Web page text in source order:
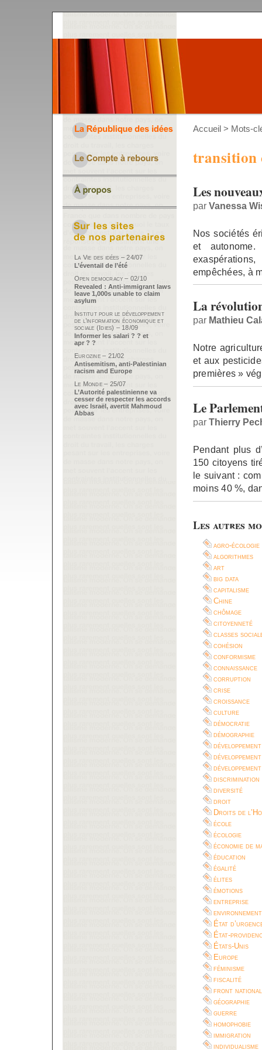
Accueil > Mots-
transition
Les
par Vanessa
Nos sociétés
et
empêchées, à
La
par Mathieu
Notre
et aux
premières »
Le
par Thierry
Pendant plus
150 citoyens
le suivant :
moins 40 %,
Les autres
agro-écologie
algorithmes
art
big data
capitalisme
Chine
chômage
citoyenneté
classes
cohésion
conformisme
connaissance
corruption
crise
croissance
culture
démocratie
démographie
développement
discrimination
diversité
droit
Droits de
école
écologie
économie de
éducation
égalité
élites
émotions
entreprise
environnement
État
État-
États-Unis
Europe
féminisme
fiscalité
front national
géographie
guerre
homophobie
immigration
individualisme
La Vie des idées – 24/07
L’éventail de l’été
Open democracy – 02/10
Revealed : Anti-immigrant laws
leave 1,000s unable to claim
asylum
Institut pour le développement
de l’information économique et
sociale (Idies) – 18/09
Informer les salari ? ? et
apr ? ?
Eurozine – 21/02
Antisemitism, anti-Palestinian
racism and Europe
Le Monde – 25/07
L’Autorité palestinienne va
cesser de respecter les accords
avec Israël, avertit Mahmoud
Abbas